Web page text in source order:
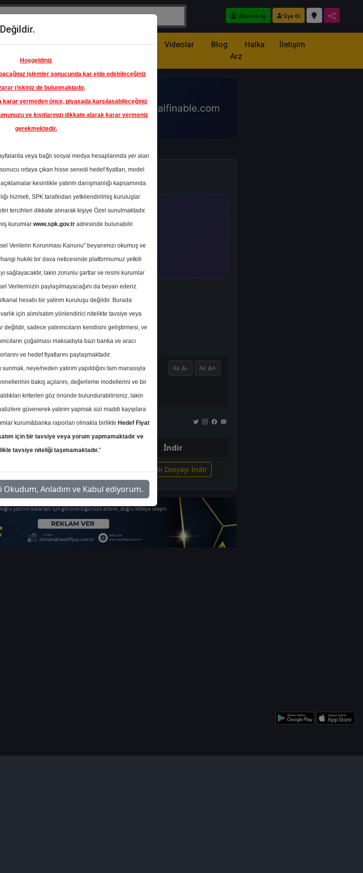
Oturum Aç Üye Ol
Öne
Raporlar Partnerlerimiz Videolar Blog
Halka
Arz
İletişim
Rapor Detay
A- A+
İndir
İlgili Dosyayı İndir
Hoşgeldiniz
işlemler sonucunda kar elde edebileceğiniz
riskiniz de bulunmaktadır.
karar vermeden önce, piyasada karşılaşabileceğiniz
ve kısıtlarınızı dikkate alarak karar vermeniz
gerekmektedir.
veya bağlı sosyal medya hesaplarında yer alan
ortaya çıkan hisse senedi hedef fiyatları, model
kesinlikle yatırım danışmanlığı kapsamında
hizmeti, SPK tarafından yetkilendirilmiş kuruluşlar
tercihleri dikkate alınarak kişiye Özel sunulmaktadır.
kurumlar www.spk.gov.tradresinde bulunabilir.
Verilerin Korunması Kanunu" beyanımızı okumuş ve
hukiki bir dava neticesinde platformumuz yetkili
sağlayacaktır, lakin zorunlu şartlar ve resmi kurumlar
Verilerinizin paylaşılmayacağını da beyan ederiz.
kanal hesabı bir yatırım kuruluşu değildir. Burada
için alım/satım yönlendirici nitelikte tavsiye veya
sadece yatırımcıların kendisini geliştirmesi, ve
çoğalması maksadıyla bazı banka ve aracı
ve hedef fiyatlarını paylaşmaktadır.
neye/neden yatırım yapıldığını tam manasıyla
bakış açılarını, değerleme modellerini ve bir
kriterleri göz önünde bulundurabilirsiniz, lakin
güvenerek yatırım yapmak sizi maddi kayıplara
kurum&banka raporları olmakla birlikte Hedef Fiyat
için bir tavsiye veya yorum yapmamaktadır ve
tavsiye niteliği taşımamaktadır."
Beyan edilen metni Okudum, Anladım ve Kabul ediyorum.